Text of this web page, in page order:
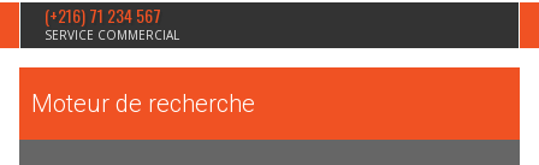
(+216) 71 234 567
SERVICE COMMERCIAL
Moteur de recherche